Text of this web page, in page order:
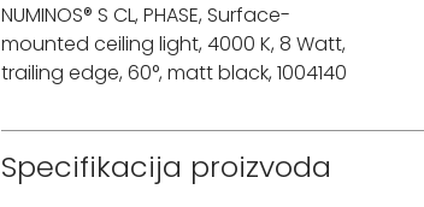
NUMINOS® S CL, PHASE, Surface-
mounted ceiling light, 4000 K, 8 Watt,
trailing edge, 60°, matt black, 1004140
Specifikacija proizvoda